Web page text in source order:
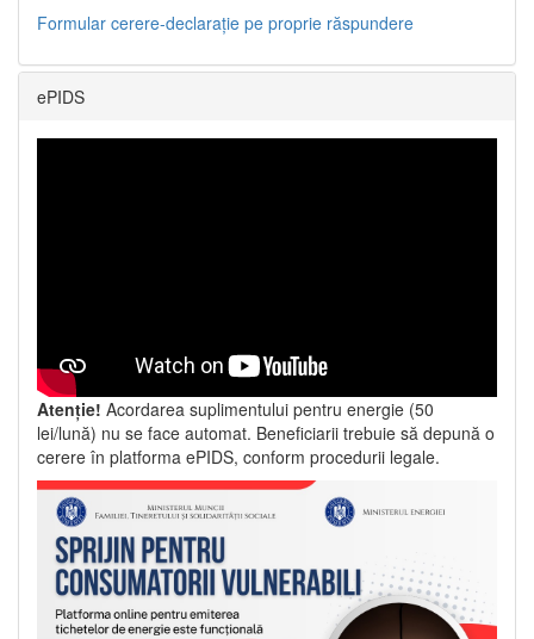
Formular cerere-declarație pe proprie răspundere
ePIDS
Atenție! Acordarea suplimentului pentru energie (50
lei/lună) nu se face automat. Beneficiarii trebuie să depună o
cerere în platforma ePIDS, conform procedurii legale.